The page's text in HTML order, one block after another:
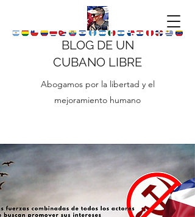
BLOG DE UN
CUBANO LIBRE
Abogamos por la libertad y el
mejoramiento humano